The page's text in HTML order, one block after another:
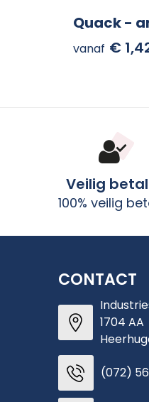
Quack -
vanaf €
Veilig
100% veilig
CONTACT
1704 AA
(072)